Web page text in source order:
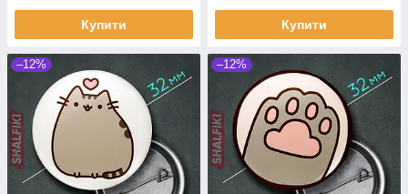
Купити Купити
–12% –12%